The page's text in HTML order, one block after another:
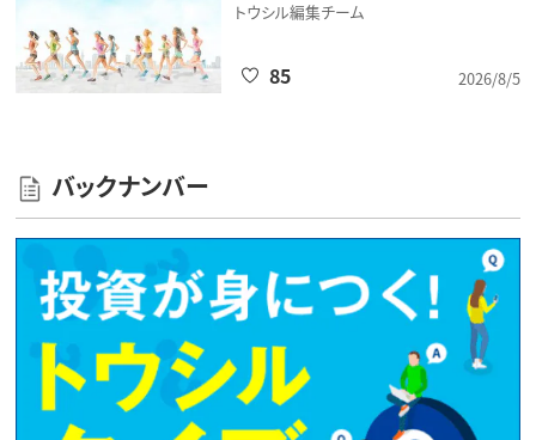
トウシル編集チーム
2026/8/5
85
バックナンバー